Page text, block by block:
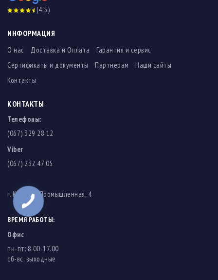
(4,5)
ИНФОРМАЦИЯ
О нас Доставка и Оплата
Гарантия и сервис
Сертификаты и документы
Партнерам
Наши сайты
Контакты
КОНТАКТЫ
Телефоны:
(067) 329 28 12
Viber
(067) 232 47 05
г. Киев, ул. Промышленная, 4
ВРЕМЯ РАБОТЫ:
Офис
пн-пт: 8.00-17.00
cб-вс: выходные